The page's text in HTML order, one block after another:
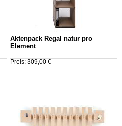
Aktenpack Regal natur pro
Element
Preis: 309,00 €